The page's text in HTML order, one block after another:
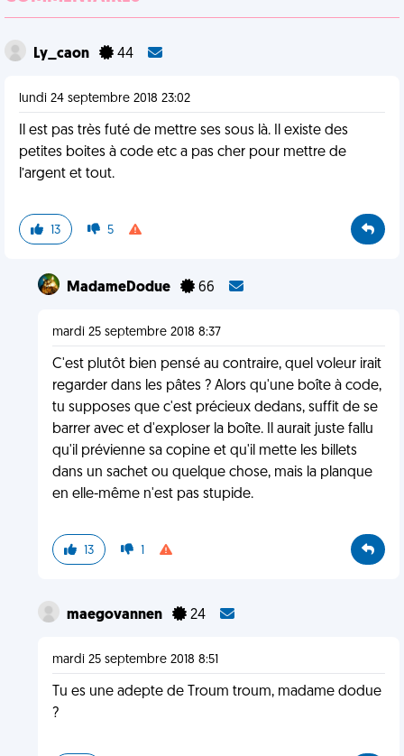
Ly_caon 44
lundi 24 septembre 2018 23:02
Il est pas très futé de mettre ses sous là. Il existe des
petites boites à code etc a pas cher pour mettre de
l’argent et tout.
13 5
MadameDodue 66
mardi 25 septembre 2018 8:37
C'est plutôt bien pensé au contraire, quel voleur irait
regarder dans les pâtes ? Alors qu'une boîte à code,
tu supposes que c'est précieux dedans, suffit de se
barrer avec et d'exploser la boîte. Il aurait juste fallu
qu'il prévienne sa copine et qu'il mette les billets
dans un sachet ou quelque chose, mais la planque
en elle-même n'est pas stupide.
13 1
maegovannen 24
mardi 25 septembre 2018 8:51
Tu es une adepte de Troum troum, madame dodue
?